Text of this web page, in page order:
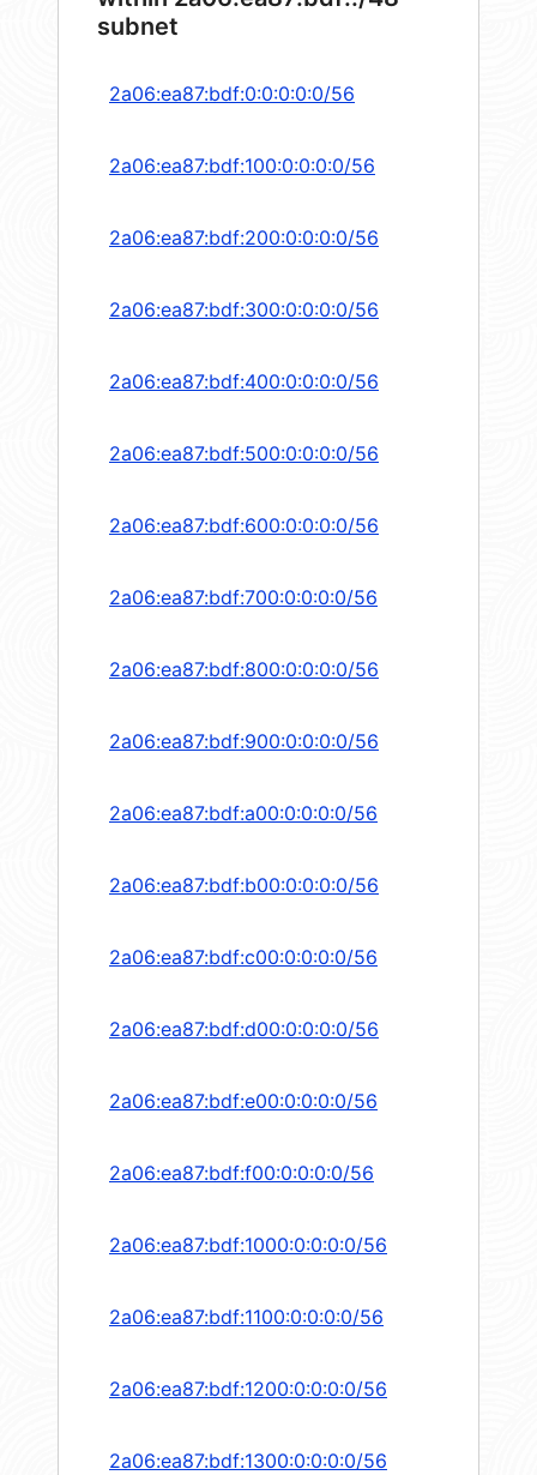
subnet
2a06:ea87:bdf:0:0:0:0:0/56
2a06:ea87:bdf:100:0:0:0:0/56
2a06:ea87:bdf:200:0:0:0:0/56
2a06:ea87:bdf:300:0:0:0:0/56
2a06:ea87:bdf:400:0:0:0:0/56
2a06:ea87:bdf:500:0:0:0:0/56
2a06:ea87:bdf:600:0:0:0:0/56
2a06:ea87:bdf:700:0:0:0:0/56
2a06:ea87:bdf:800:0:0:0:0/56
2a06:ea87:bdf:900:0:0:0:0/56
2a06:ea87:bdf:a00:0:0:0:0/56
2a06:ea87:bdf:b00:0:0:0:0/56
2a06:ea87:bdf:c00:0:0:0:0/56
2a06:ea87:bdf:d00:0:0:0:0/56
2a06:ea87:bdf:e00:0:0:0:0/56
2a06:ea87:bdf:f00:0:0:0:0/56
2a06:ea87:bdf:1000:0:0:0:0/56
2a06:ea87:bdf:1100:0:0:0:0/56
2a06:ea87:bdf:1200:0:0:0:0/56
2a06:ea87:bdf:1300:0:0:0:0/56